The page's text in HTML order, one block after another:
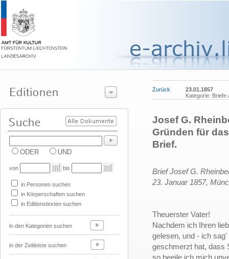
ODER UND
von bis
in Personen suchen
in Körperschaften suchen
in Editionstexten suchen
in den Kategorien suchen
in der Zeitleiste suchen
Zurück
23.01.1857
Kategorie:
Josef G.
Gründen für
Brief.
Brief Josef G.
23. Januar 1857,
Theuerster Vater!
Nachdem ich Ihren
gelesen, und - ich
geschmerzt hat, dass